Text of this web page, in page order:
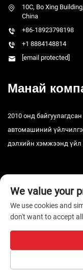
10C, Bo Xing
China
+86-18923798198
+1 8884148814
[email protected]
Манай
2010 онд
автомашиний
дэлхийн хэмжээнд
Зохиогчийн эрх ©
We value your
We use cookies and
don't want to accept